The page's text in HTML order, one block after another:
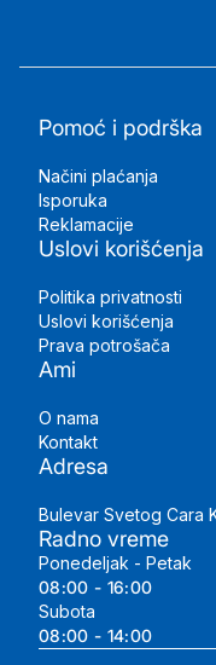
Pomoć i podrška
Načini plaćanja
Isporuka
Reklamacije
Uslovi korišćenja
Politika privatnosti
Uslovi korišćenja
Prava potrošača
Ami
O nama
Kontakt
Adresa
Bulevar Svetog Cara
Radno vreme
Ponedeljak - Petak
08:00 - 16:00
Subota
08:00 - 14:00